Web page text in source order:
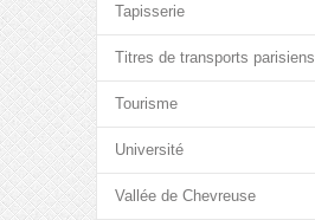
Tapisserie
Titres de transports parisiens
Tourisme
Université
Vallée de Chevreuse